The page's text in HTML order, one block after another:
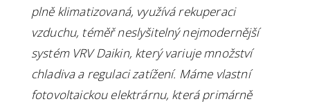
plně klimatizovaná, využívá rekuperaci
vzduchu, téměř neslyšitelný nejmodernější
systém VRV Daikin, který variuje množství
chladiva a regulaci zatížení. Máme vlastní
fotovoltaickou elektrárnu, která primárně